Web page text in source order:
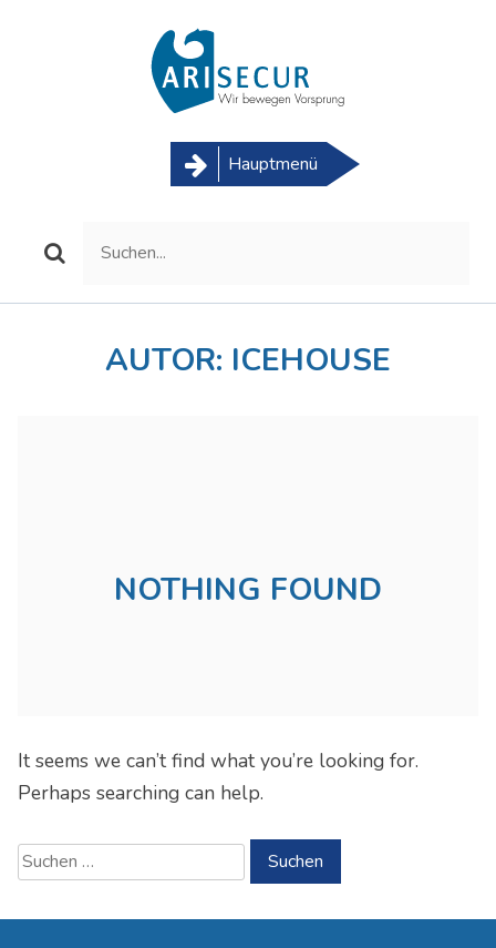
Hauptmenü
AUTOR: ICEHOUSE
NOTHING FOUND
It seems we can’t find what you’re looking for.
Perhaps searching can help.
Suchen
nach: